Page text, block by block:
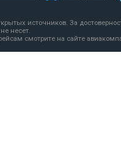
источников. За
несет.
смотрите на сайте